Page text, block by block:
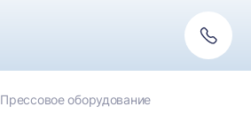
связь
Прессовое оборудование